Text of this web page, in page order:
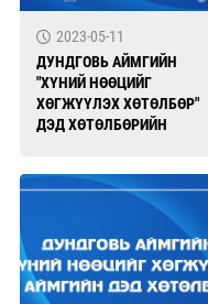
2023-05-11
ДУНДГОВЬ АЙМГИЙН
"ХҮНИЙ НӨӨЦИЙГ
ХӨГЖҮҮЛЭХ ХӨТӨЛБӨР"
ДЭД ХӨТӨЛБӨРИЙН